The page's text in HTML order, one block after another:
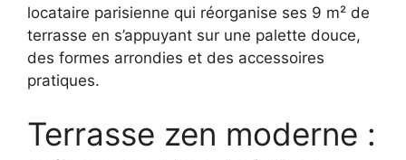
locataire parisienne qui réorganise ses 9 m² de
terrasse en s’appuyant sur une palette douce,
des formes arrondies et des accessoires
pratiques.
Terrasse zen moderne :